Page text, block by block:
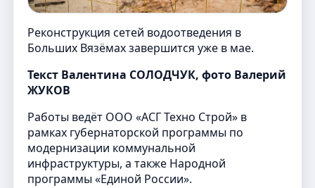
Реконструкция сетей водоотведения в
Больших Вязёмах завершится уже в мае.
Текст Валентина СОЛОДЧУК, фото Валерий
ЖУКОВ
Работы ведёт ООО «АСГ Техно Строй» в
рамках губернаторской программы по
модернизации коммунальной
инфраструктуры, а также Народной
программы «Единой России».